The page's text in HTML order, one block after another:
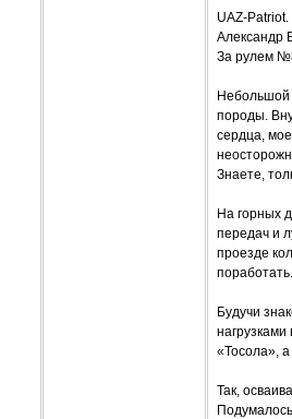
UAZ-
Александр
За рулем
Небольшой
породы.
сердца,
Знаете,
На горных
передач и
проезде
поработать.
Будучи
«Тосола»,
Так,